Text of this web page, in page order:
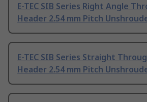
E-TEC SIB Series Right Angle
Header 2.54 mm Pitch
E-TEC SIB Series Straight
Header 2.54 mm Pitch